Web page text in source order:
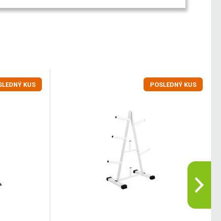
KUS POSLEDNÝ KUS